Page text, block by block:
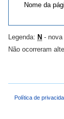
Nome da
Legenda: N - nova
Não ocorreram
Política de